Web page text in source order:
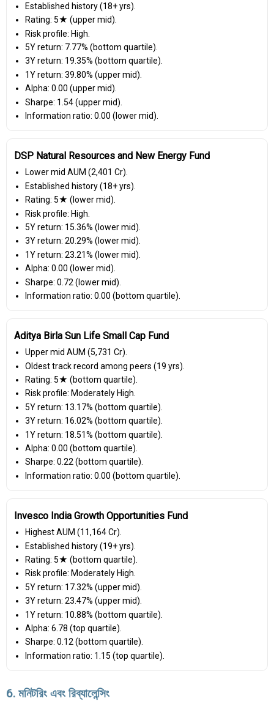
Established history (18+ yrs).
Rating: 5★ (upper mid).
Risk profile: High.
5Y return: 7.77% (bottom quartile).
3Y return: 19.35% (bottom quartile).
1Y return: 39.80% (upper mid).
Alpha: 0.00 (upper mid).
Sharpe: 1.54 (upper mid).
Information ratio: 0.00 (lower mid).
DSP Natural Resources and New Energy Fund
Lower mid AUM (₹2,401 Cr).
Established history (18+ yrs).
Rating: 5★ (lower mid).
Risk profile: High.
5Y return: 15.36% (lower mid).
3Y return: 20.29% (lower mid).
1Y return: 23.21% (lower mid).
Alpha: 0.00 (lower mid).
Sharpe: 0.72 (lower mid).
Information ratio: 0.00 (bottom quartile).
Aditya Birla Sun Life Small Cap Fund
Upper mid AUM (₹5,731 Cr).
Oldest track record among peers (19 yrs).
Rating: 5★ (bottom quartile).
Risk profile: Moderately High.
5Y return: 13.17% (bottom quartile).
3Y return: 16.02% (bottom quartile).
1Y return: 18.51% (bottom quartile).
Alpha: 0.00 (bottom quartile).
Sharpe: 0.22 (bottom quartile).
Information ratio: 0.00 (bottom quartile).
Invesco India Growth Opportunities Fund
Highest AUM (₹11,164 Cr).
Established history (19+ yrs).
Rating: 5★ (bottom quartile).
Risk profile: Moderately High.
5Y return: 17.32% (upper mid).
3Y return: 23.47% (upper mid).
1Y return: 10.88% (bottom quartile).
Alpha: 6.78 (top quartile).
Sharpe: 0.12 (bottom quartile).
Information ratio: 1.15 (top quartile).
6. মনিটরিং এবং রিব্যালেন্সিং